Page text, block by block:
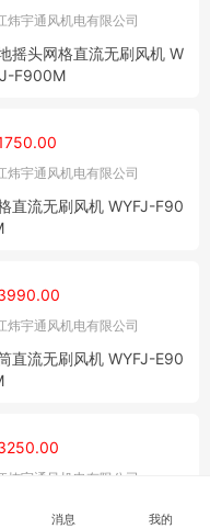
炜宇通风机电有限公司
摇头网格直流无刷风机 W
F900M
炜宇通风机电有限公司
直流无刷风机 WYFJ-F90
炜宇通风机电有限公司
直流无刷风机 WYFJ-E90
炜宇通风机电有限公司
流无刷风扇质保18个月 WY
消息 我的